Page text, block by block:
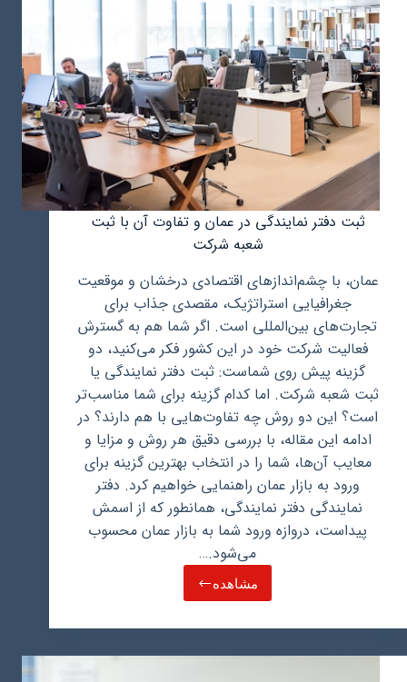
ثبت دفتر نمایندگی در عمان و تفاوت آن با ثبت
شعبه شرکت
عمان، با چشم‌اندازهای اقتصادی درخشان و موقعیت
جغرافیایی استراتژیک، مقصدی جذاب برای
تجارت‌های بین‌المللی است. اگر شما هم به گسترش
فعالیت شرکت خود در این کشور فکر می‌کنید، دو
گزینه پیش روی شماست: ثبت دفتر نمایندگی یا
ثبت شعبه شرکت. اما کدام گزینه برای شما مناسب‌تر
است؟ این دو روش چه تفاوت‌هایی با هم دارند؟ در
ادامه این مقاله، با بررسی دقیق هر روش و مزایا و
معایب آن‌ها، شما را در انتخاب بهترین گزینه برای
ورود به بازار عمان راهنمایی خواهیم کرد. دفتر
نمایندگی دفتر نمایندگی، همانطور که از اسمش
پیداست، دروازه ورود شما به بازار عمان محسوب
می‌شود.…
مشاهده
ثبت
نمایندگی
عمان